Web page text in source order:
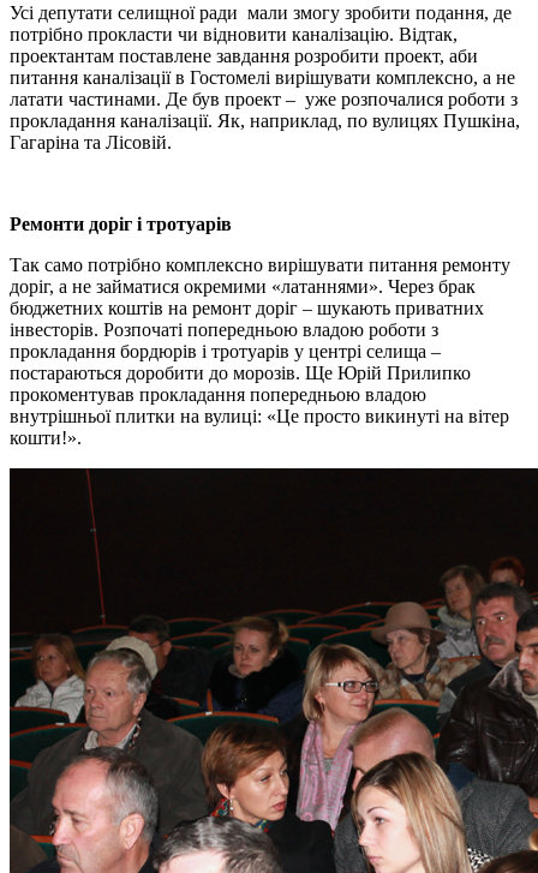
Усі депутати селищної ради мали змогу зробити подання, де
потрібно прокласти чи відновити каналізацію. Відтак,
проектантам поставлене завдання розробити проект, аби
питання каналізації в Гостомелі вирішувати комплексно, а не
латати частинами. Де був проект – уже розпочалися роботи з
прокладання каналізації. Як, наприклад, по вулицях Пушкіна,
Гагаріна та Лісовій.
Ремонти доріг і тротуарів
Так само потрібно комплексно вирішувати питання ремонту
доріг, а не займатися окремими «латаннями». Через брак
бюджетних коштів на ремонт доріг – шукають приватних
інвесторів. Розпочаті попередньою владою роботи з
прокладання бордюрів і тротуарів у центрі селища –
постараються доробити до морозів. Ще Юрій Прилипко
прокоментував прокладання попередньою владою
внутрішньої плитки на вулиці: «Це просто викинуті на вітер
кошти!».